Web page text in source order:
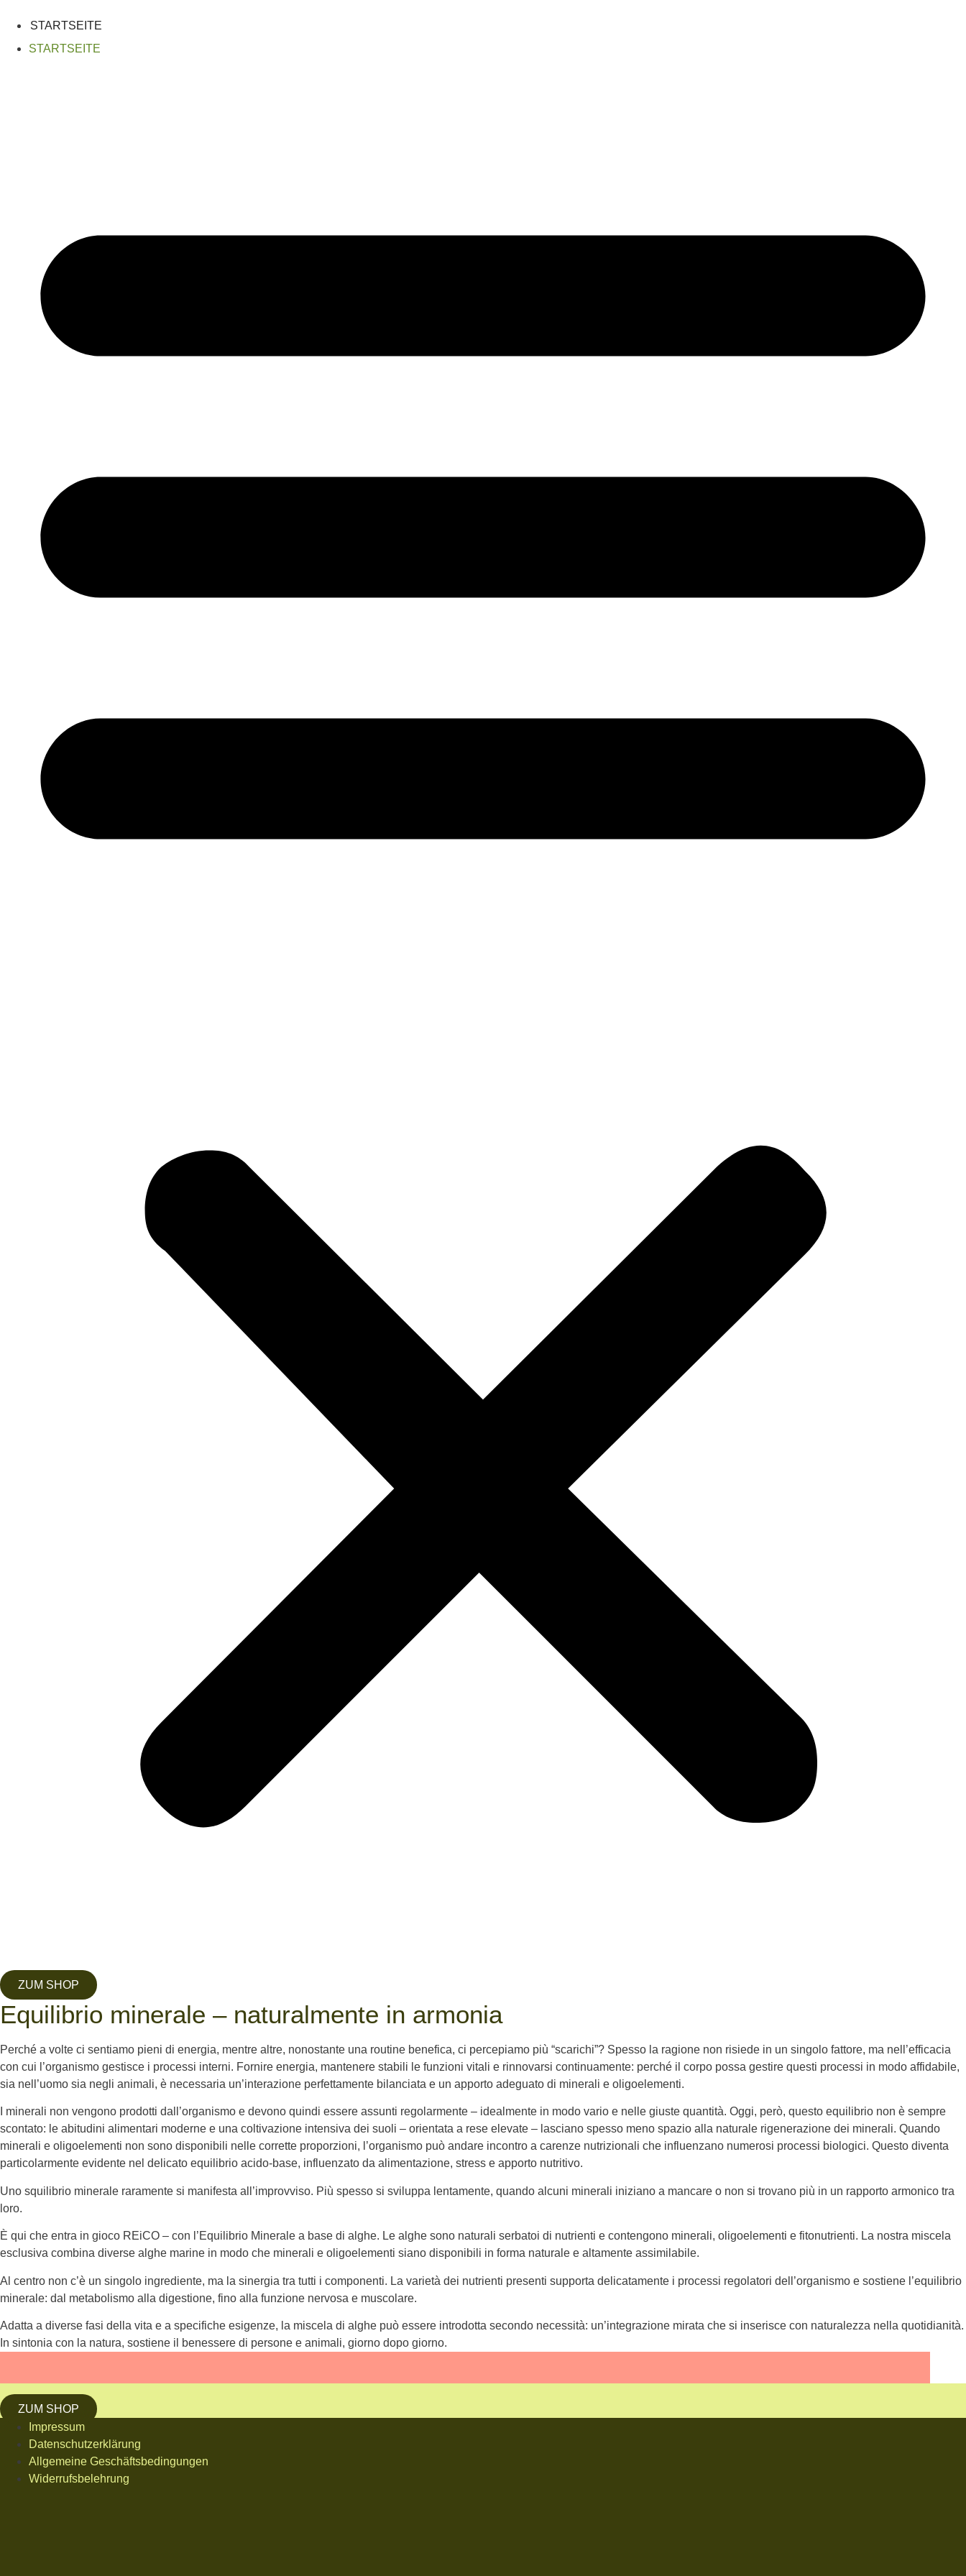
Inhalt
springen
STARTSEITE
STARTSEITE
ZUM SHOP
Equilibrio minerale – naturalmente in armonia
Perché a volte ci sentiamo pieni di energia, mentre altre, nonostante una routine benefica, ci percepiamo più “scarichi”? Spesso la ragione non risiede in un singolo fattore, ma nell’efficacia
con cui l’organismo gestisce i processi interni. Fornire energia, mantenere stabili le funzioni vitali e rinnovarsi continuamente: perché il corpo possa gestire questi processi in modo affidabile,
sia nell’uomo sia negli animali, è necessaria un’interazione perfettamente bilanciata e un apporto adeguato di minerali e oligoelementi.
I minerali non vengono prodotti dall’organismo e devono quindi essere assunti regolarmente – idealmente in modo vario e nelle giuste quantità. Oggi, però, questo equilibrio non è sempre
scontato: le abitudini alimentari moderne e una coltivazione intensiva dei suoli – orientata a rese elevate – lasciano spesso meno spazio alla naturale rigenerazione dei minerali. Quando
minerali e oligoelementi non sono disponibili nelle corrette proporzioni, l’organismo può andare incontro a carenze nutrizionali che influenzano numerosi processi biologici. Questo diventa
particolarmente evidente nel delicato equilibrio acido-base, influenzato da alimentazione, stress e apporto nutritivo.
Uno squilibrio minerale raramente si manifesta all’improvviso. Più spesso si sviluppa lentamente, quando alcuni minerali iniziano a mancare o non si trovano più in un rapporto armonico tra
loro.
È qui che entra in gioco REiCO – con l’Equilibrio Minerale a base di alghe. Le alghe sono naturali serbatoi di nutrienti e contengono minerali, oligoelementi e fitonutrienti. La nostra miscela
esclusiva combina diverse alghe marine in modo che minerali e oligoelementi siano disponibili in forma naturale e altamente assimilabile.
Al centro non c’è un singolo ingrediente, ma la sinergia tra tutti i componenti. La varietà dei nutrienti presenti supporta delicatamente i processi regolatori dell’organismo e sostiene l’equilibrio
minerale: dal metabolismo alla digestione, fino alla funzione nervosa e muscolare.
Adatta a diverse fasi della vita e a specifiche esigenze, la miscela di alghe può essere introdotta secondo necessità: un’integrazione mirata che si inserisce con naturalezza nella quotidianità.
In sintonia con la natura, sostiene il benessere di persone e animali, giorno dopo giorno.
ZUM SHOP
Impressum
Datenschutzerklärung
Allgemeine Geschäftsbedingungen
Widerrufsbelehrung